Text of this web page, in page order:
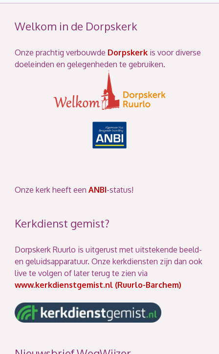
Welkom in de Dorpskerk
Onze prachtig verbouwde Dorpskerk is voor diverse
doeleinden en gelegenheden te gebruiken.
Onze kerk heeft een ANBI-status!
Kerkdienst gemist?
Dorpskerk Ruurlo is uitgerust met uitstekende beeld-
en geluidsapparatuur. Onze kerkdiensten zijn dan ook
live te volgen of later terug te zien via
www.kerkdienstgemist.nl (Ruurlo-Barchem)